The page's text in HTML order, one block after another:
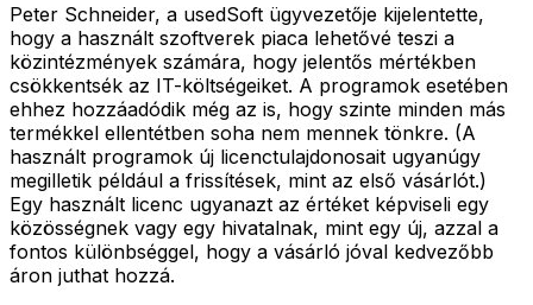
Peter Schneider, a usedSoft ügyvezetője kijelentette,
hogy a használt szoftverek piaca lehetővé teszi a
közintézmények számára, hogy jelentős mértékben
csökkentsék az IT-költségeiket. A programok esetében
ehhez hozzáadódik még az is, hogy szinte minden más
termékkel ellentétben soha nem mennek tönkre. (A
használt programok új licenctulajdonosait ugyanúgy
megilletik például a frissítések, mint az első vásárlót.)
Egy használt licenc ugyanazt az értéket képviseli egy
közösségnek vagy egy hivatalnak, mint egy új, azzal a
fontos különbséggel, hogy a vásárló jóval kedvezőbb
áron juthat hozzá.